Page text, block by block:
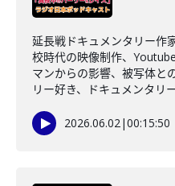
延長戦ドキュメンタリー作
校時代の映像制作、
マンからの影響、被写体と
リー好き、ドキュメンタリ
2026.06.02|00:15:50